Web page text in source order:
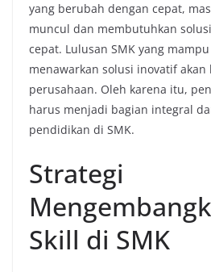
yang berubah dengan cepat,
muncul dan membutuhkan
cepat. Lulusan SMK yang
menawarkan solusi inovatif
perusahaan. Oleh karena itu,
harus menjadi bagian integral
pendidikan di SMK.
Strategi
Skill di SMK